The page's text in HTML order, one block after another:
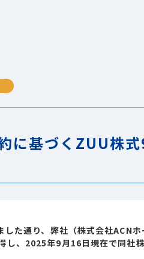
に基づくZUU株
した通り、弊社（株式会社ACN
し、2025年9月16日現在で同社